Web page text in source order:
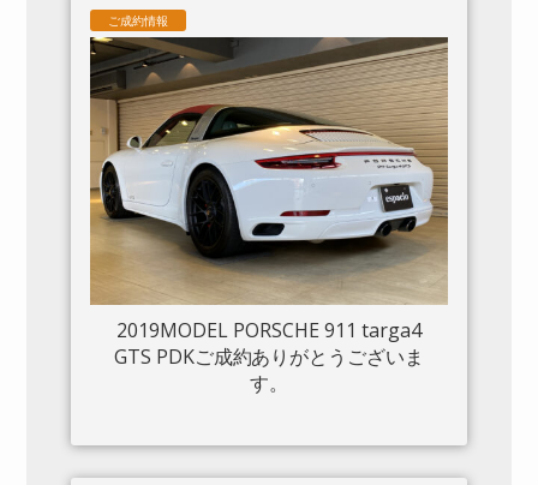
ご成約情報
2019MODEL PORSCHE 911 targa4
GTS PDKご成約ありがとうございま
す。